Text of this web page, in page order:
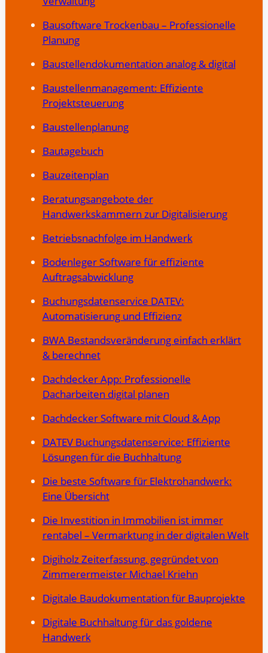
Bausoftware Trockenbau – Professionelle
Planung
Baustellendokumentation analog & digital
Baustellenmanagement: Effiziente
Projektsteuerung
Baustellenplanung
Bautagebuch
Bauzeitenplan
Beratungsangebote der
Handwerkskammern zur Digitalisierung
Betriebsnachfolge im Handwerk
Bodenleger Software für effiziente
Auftragsabwicklung
Buchungsdatenservice DATEV:
Automatisierung und Effizienz
BWA Bestandsveränderung einfach erklärt
& berechnet
Dachdecker App: Professionelle
Dacharbeiten digital planen
Dachdecker Software mit Cloud & App
DATEV Buchungsdatenservice: Effiziente
Lösungen für die Buchhaltung
Die beste Software für Elektrohandwerk:
Eine Übersicht
Die Investition in Immobilien ist immer
rentabel – Vermarktung in der digitalen Welt
Digiholz Zeiterfassung, gegründet von
Zimmerermeister Michael Kriehn
Digitale Baudokumentation für Bauprojekte
Digitale Buchhaltung für das goldene
Handwerk